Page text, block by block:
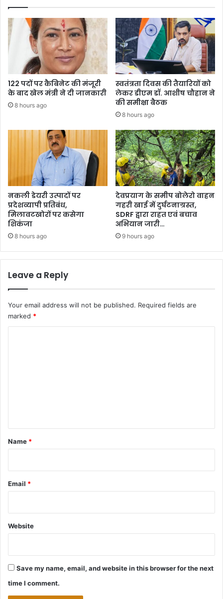
प्रयास
122 पदों पर कैबिनेट की मंजूरी
के बाद खेल मंत्री ने दी जानकारी
8 hours ago
स्वतंत्रता दिवस की तैयारियों को
लेकर डीएम डॉ. आशीष चौहान ने
की समीक्षा बैठक
8 hours ago
नकली डेयरी उत्पादों पर
प्रदेशव्यापी प्रतिबंध,
मिलावटखोरों पर कसेगा
शिकंजा
8 hours ago
देवप्रयाग के समीप बोलेरो वाहन
गहरी खाई में दुर्घटनाग्रस्त,
SDRF द्वारा राहत एवं बचाव
अभियान जारी…
9 hours ago
Leave a Reply
Your email address will not be published. Required fields are
marked *
*
Name *
Email *
Website
Save my name, email, and website in this browser for the next
time I comment.